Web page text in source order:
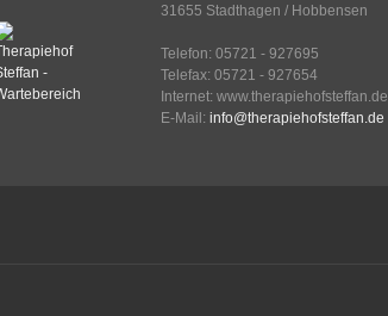
31655 Stadthagen / Hobbensen
Telefon: 05721 - 927695
Telefax: 05721 - 927654
Internet: www.therapiehofsteffan.de
E-Mail: info@therapiehofsteffan.de